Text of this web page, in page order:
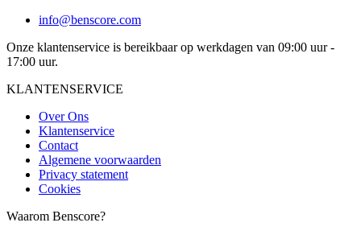
info@benscore.com
Onze klantenservice is bereikbaar op werkdagen van 09:00 uur -
17:00 uur.
KLANTENSERVICE
Over Ons
Klantenservice
Contact
Algemene voorwaarden
Privacy statement
Cookies
Waarom Benscore?